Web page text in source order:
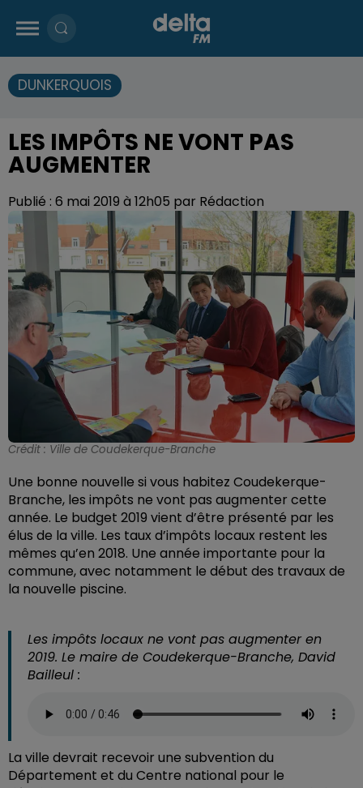
DUNKERQUOIS
LES IMPÔTS NE VONT PAS
AUGMENTER
Publié : 6 mai 2019 à 12h05 par Rédaction
Crédit : Ville de Coudekerque-Branche
Une bonne nouvelle si vous habitez Coudekerque-
Branche, les impôts ne vont pas augmenter cette
année. Le budget 2019 vient d’être présenté par les
élus de la ville. Les taux d’impôts locaux restent les
mêmes qu’en 2018. Une année importante pour la
commune, avec notamment le début des travaux de
la nouvelle piscine.
Les impôts locaux ne vont pas augmenter en
2019. Le maire de Coudekerque-Branche, David
Bailleul :
La ville devrait recevoir une subvention du
Département et du Centre national pour le